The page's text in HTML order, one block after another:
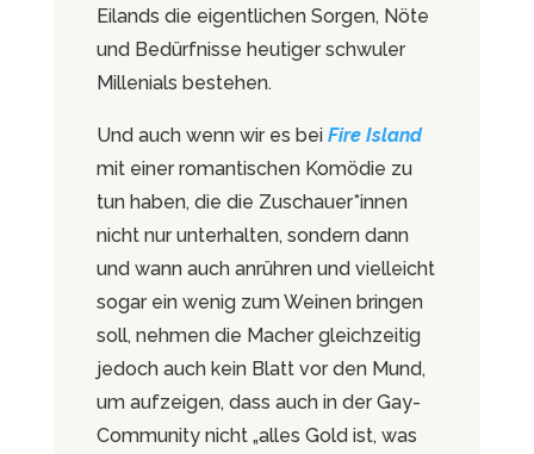
Eilands die eigentlichen Sorgen, Nöte
und Bedürfnisse heutiger schwuler
Millenials bestehen.
Und auch wenn wir es bei Fire Island
mit einer romantischen Komödie zu
tun haben, die die Zuschauer*innen
nicht nur unterhalten, sondern dann
und wann auch anrühren und vielleicht
sogar ein wenig zum Weinen bringen
soll, nehmen die Macher gleichzeitig
jedoch auch kein Blatt vor den Mund,
um aufzeigen, dass auch in der Gay-
Community nicht „alles Gold ist, was